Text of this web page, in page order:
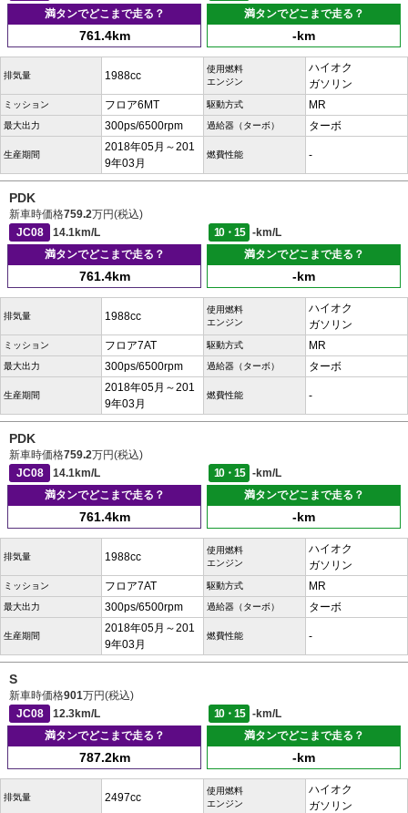
満タンでどこまで走る？
761.4km
満タンでどこまで走る？
-km
排気量 1988cc
使用燃料
エンジン
ハイオク
ガソリン
ミッション フロア6MT 駆動方式 MR
最大出力 300ps/6500rpm 過給器（ターボ） ターボ
生産期間
2018年05月～201
9年03月
燃費性能 -
PDK
新車時価格759.2万円(税込)
JC08
14.1km/L 10・15
-km/L
満タンでどこまで走る？
761.4km
満タンでどこまで走る？
-km
排気量 1988cc
使用燃料
エンジン
ハイオク
ガソリン
ミッション フロア7AT 駆動方式 MR
最大出力 300ps/6500rpm 過給器（ターボ） ターボ
生産期間
2018年05月～201
9年03月
燃費性能 -
PDK
新車時価格759.2万円(税込)
JC08
14.1km/L 10・15
-km/L
満タンでどこまで走る？
761.4km
満タンでどこまで走る？
-km
排気量 1988cc
使用燃料
エンジン
ハイオク
ガソリン
ミッション フロア7AT 駆動方式 MR
最大出力 300ps/6500rpm 過給器（ターボ） ターボ
生産期間
2018年05月～201
9年03月
燃費性能 -
S
新車時価格901万円(税込)
JC08
12.3km/L 10・15
-km/L
満タンでどこまで走る？
787.2km
満タンでどこまで走る？
-km
排気量 2497cc
使用燃料
エンジン
ハイオク
ガソリン